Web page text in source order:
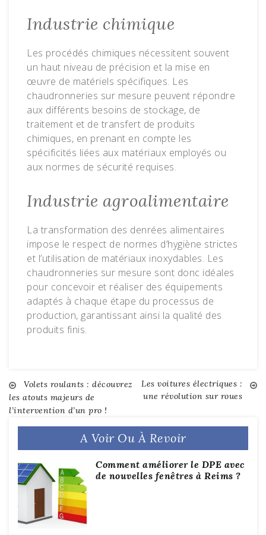
Industrie chimique
Les procédés chimiques nécessitent souvent
un haut niveau de précision et la mise en
œuvre de matériels spécifiques. Les
chaudronneries sur mesure peuvent répondre
aux différents besoins de stockage, de
traitement et de transfert de produits
chimiques, en prenant en compte les
spécificités liées aux matériaux employés ou
aux normes de sécurité requises.
Industrie agroalimentaire
La transformation des denrées alimentaires
impose le respect de normes d’hygiène strictes
et l’utilisation de matériaux inoxydables. Les
chaudronneries sur mesure sont donc idéales
pour concevoir et réaliser des équipements
adaptés à chaque étape du processus de
production, garantissant ainsi la qualité des
produits finis.
Post
navigation
Volets roulants : découvrez
les atouts majeurs de
l’intervention d’un pro !
Les voitures électriques :
une révolution sur roues
A Voir Ou À Revoir
Comment améliorer le DPE avec
de nouvelles fenêtres à Reims ?